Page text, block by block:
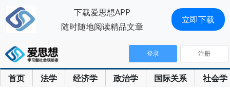
首页 法学 经济学 政治学 国际关系 社会学
登录 注册
下载爱思想APP
随时随地阅读精品文章
立即下载